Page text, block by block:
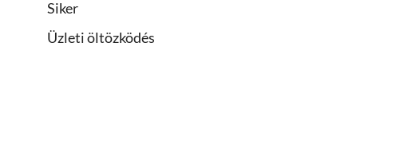
Siker
Üzleti öltözködés